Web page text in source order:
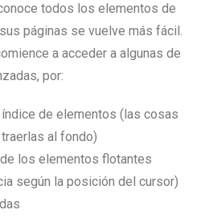
todos los elementos de
páginas se vuelve más fácil.
a acceder a algunas de
por:
de elementos (las cosas
al fondo)
los elementos flotantes
según la posición del cursor)